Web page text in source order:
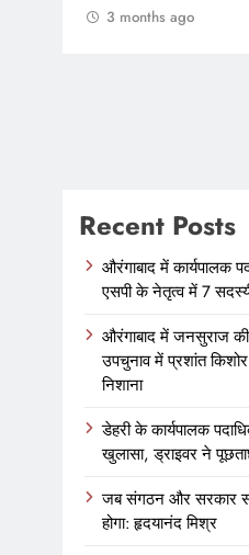
3 months ago
Recent Posts
औरंगाबाद में कार्यपालक
एसपी के नेतृत्व में 7
औरंगाबाद में जनसुराज
उपचुनाव में प्रशांत
निशाना
डेहरी के कार्यपालक
खुलासा, ड्राइवर ने
जब संगठन और सरकार
होगा: हृदयानंद मिश्र